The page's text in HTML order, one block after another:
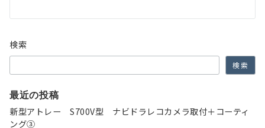
シ
ョ
ン
検索
検索
最近の投稿
新型アトレー S700V型 ナビドラレコカメラ取付＋コーティ
ング③